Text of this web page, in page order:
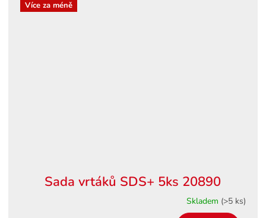
Více za méně
Sada vrtáků SDS+ 5ks 20890
Skladem (>5 ks)